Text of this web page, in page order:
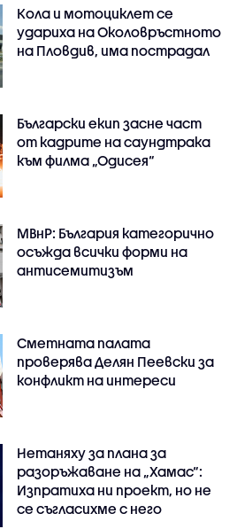
Кола и мотоциклет се
удариха на Околовръстното
на Пловдив, има пострадал
Български екип засне част
от кадрите на саундтрака
към филма „Одисея“
МВнР: България категорично
осъжда всички форми на
антисемитизъм
Сметната палата
проверява Делян Пеевски за
конфликт на интереси
Нетаняху за плана за
разоръжаване на „Хамас“:
Изпратиха ни проект, но не
се съгласихме с него